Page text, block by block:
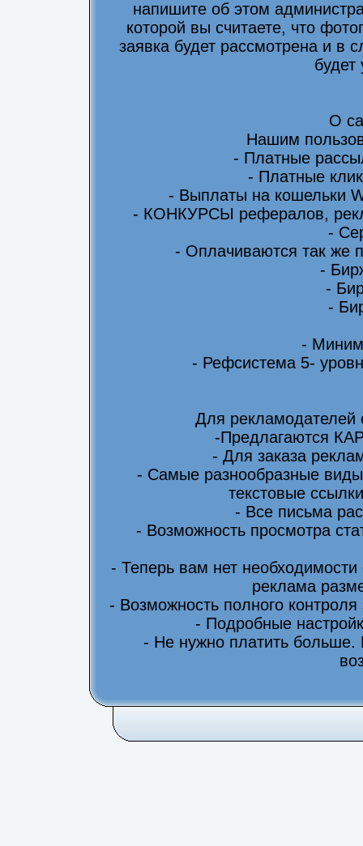
напишите об этом
которой вы считаете, что
заявка будет рассмотрена и в
будет
О
Нашим
- Платные
- Платные
- Выплаты на кошельки
- КОНКУРСЫ рефералов,
-
- Оплачиваются так же
-
-
-
-
- Рефсистема 5-
Для
-Предлагаются
- Для заказа
- Самые разнообразные
текстовые
- Все письма
- Возможность просмотра
- Теперь вам нет
реклама
- Возможность полного
- Подробные
- Не нужно платить больше.